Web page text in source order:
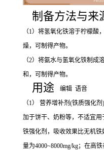
制备方法与来
（1）将氢氧化铁溶于柠檬
燥，可制得产物。
（2）将氨水与氢氧化铁制成
和，可制得产物。
用途 编辑 语音
（1） 营养增补剂(铁质强化
加于饼干、奶粉等，不适宜
铁强化剂，吸收效果比无机
量为4000~8000mg/kg；在高